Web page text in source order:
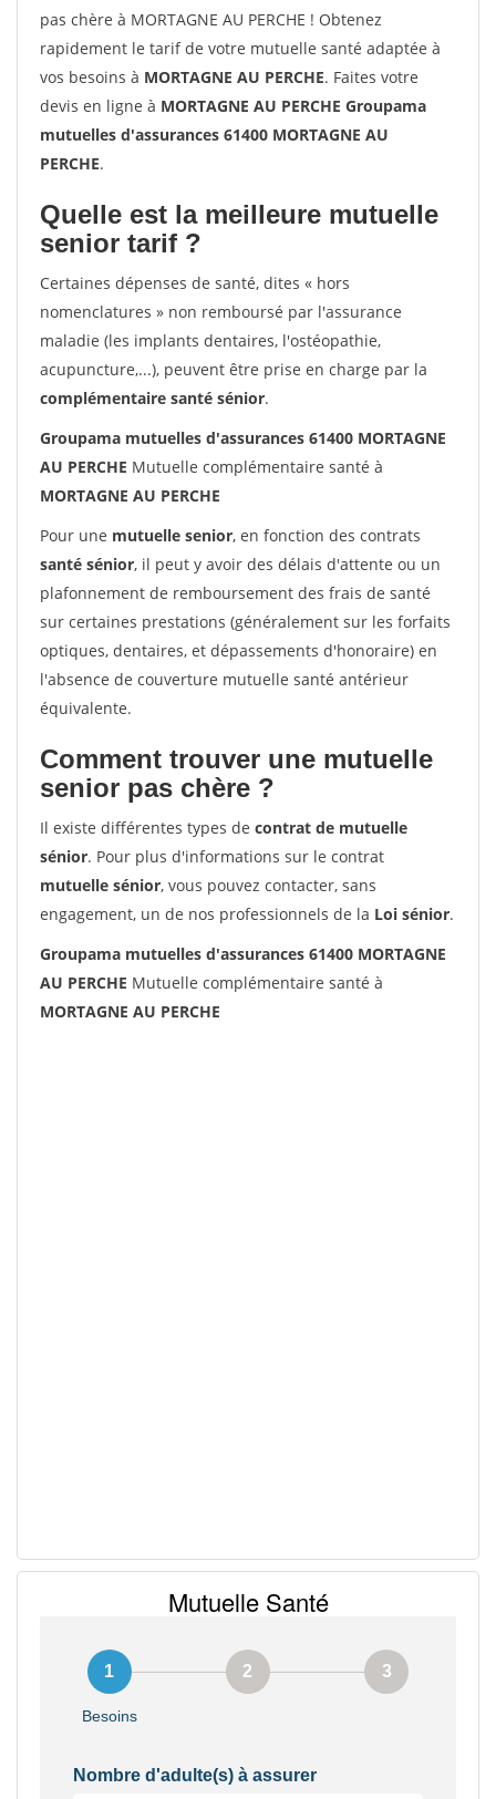
pas chère à MORTAGNE AU PERCHE ! Obtenez
rapidement le tarif de votre mutuelle santé adaptée à
vos besoins à MORTAGNE AU PERCHE. Faites votre
devis en ligne à MORTAGNE AU PERCHE Groupama
mutuelles d'assurances 61400 MORTAGNE AU
PERCHE.
Quelle est la meilleure mutuelle
senior tarif ?
Certaines dépenses de santé, dites « hors
nomenclatures » non remboursé par l'assurance
maladie (les implants dentaires, l'ostéopathie,
acupuncture,...), peuvent être prise en charge par la
complémentaire santé sénior.
Groupama mutuelles d'assurances 61400 MORTAGNE
AU PERCHE Mutuelle complémentaire santé à
MORTAGNE AU PERCHE
Pour une mutuelle senior, en fonction des contrats
santé sénior, il peut y avoir des délais d'attente ou un
plafonnement de remboursement des frais de santé
sur certaines prestations (généralement sur les forfaits
optiques, dentaires, et dépassements d'honoraire) en
l'absence de couverture mutuelle santé antérieur
équivalente.
Comment trouver une mutuelle
senior pas chère ?
Il existe différentes types de contrat de mutuelle
sénior. Pour plus d'informations sur le contrat
mutuelle sénior, vous pouvez contacter, sans
engagement, un de nos professionnels de la Loi sénior.
Groupama mutuelles d'assurances 61400 MORTAGNE
AU PERCHE Mutuelle complémentaire santé à
MORTAGNE AU PERCHE